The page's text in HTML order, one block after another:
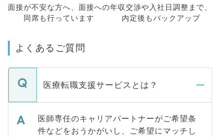
面接が不安な方へ、 面接への
同席も行っています
年収交渉や入社日調整まで、
内定後もバックアップ
よくあるご質問
医療転職支援サービスとは？
医師専任のキャリアパートナーがご希望条
件などをおうかがいし、ご希望にマッチし